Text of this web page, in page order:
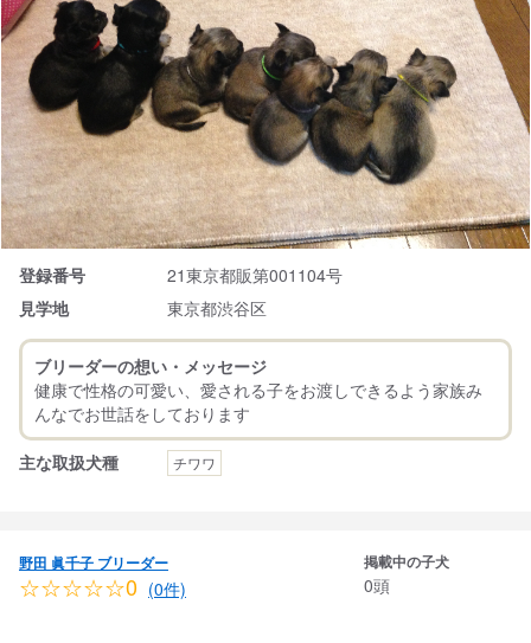
登録番号
21東京都販第001104号
見学地
東京都渋谷区
ブリーダーの想い・メッセージ
健康で性格の可愛い、愛される子をお渡しできるよう家族み
主な取扱犬種 チワワ
野田 眞千子 ブリーダー
☆☆☆☆☆0 (0件)
掲載中の子犬
0頭